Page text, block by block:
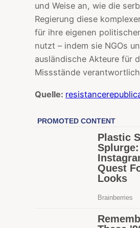
und Weise an, wie die
Regierung diese
für ihre eigenen
nutzt – indem sie NGOs
ausländische Akteure für
Missstände
Quelle: